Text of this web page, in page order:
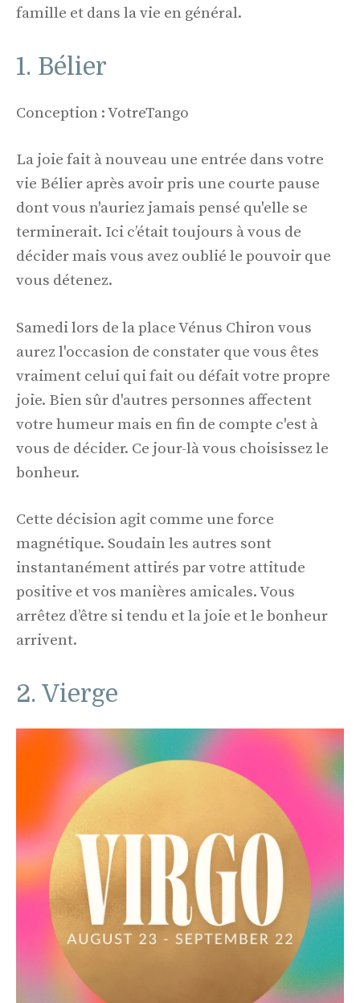
famille et dans la vie en général.
1. Bélier
Conception : VotreTango
La joie fait à nouveau une entrée dans votre
vie Bélier après avoir pris une courte pause
dont vous n'auriez jamais pensé qu'elle se
terminerait. Ici c’était toujours à vous de
décider mais vous avez oublié le pouvoir que
vous détenez.
Samedi lors de la place Vénus Chiron vous
aurez l'occasion de constater que vous êtes
vraiment celui qui fait ou défait votre propre
joie. Bien sûr d'autres personnes affectent
votre humeur mais en fin de compte c'est à
vous de décider. Ce jour-là vous choisissez le
bonheur.
Cette décision agit comme une force
magnétique. Soudain les autres sont
instantanément attirés par votre attitude
positive et vos manières amicales. Vous
arrêtez d’être si tendu et la joie et le bonheur
arrivent.
2. Vierge